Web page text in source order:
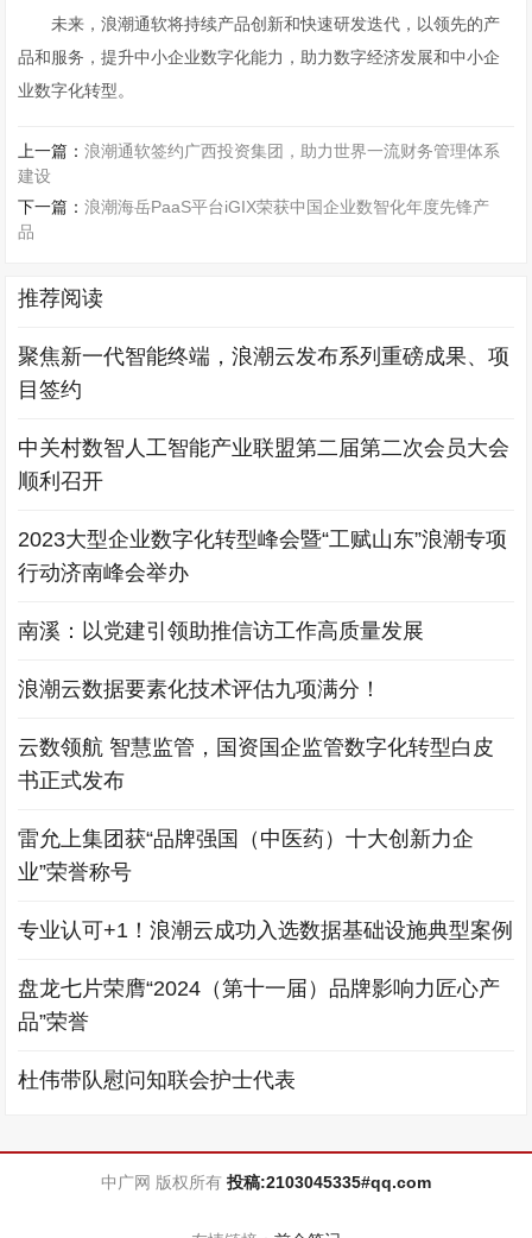
未来，浪潮通软将持续产品创新和快速研发迭代，以领先的产
品和服务，提升中小企业数字化能力，助力数字经济发展和中小企
业数字化转型。
上一篇：浪潮通软签约广西投资集团，助力世界一流财务管理体系
建设
下一篇：浪潮海岳PaaS平台iGIX荣获中国企业数智化年度先锋产
品
推荐阅读
聚焦新一代智能终端，浪潮云发布系列重磅成果、项
目签约
中关村数智人工智能产业联盟第二届第二次会员大会
顺利召开
2023大型企业数字化转型峰会暨“工赋山东”浪潮专项
行动济南峰会举办
南溪：以党建引领助推信访工作高质量发展
浪潮云数据要素化技术评估九项满分！
云数领航 智慧监管，国资国企监管数字化转型白皮
书正式发布
雷允上集团获“品牌强国（中医药）十大创新力企
业”荣誉称号
专业认可+1！浪潮云成功入选数据基础设施典型案例
盘龙七片荣膺“2024（第十一届）品牌影响力匠心产
品”荣誉
杜伟带队慰问知联会护士代表
中广网 版权所有 投稿:2103045335#qq.com